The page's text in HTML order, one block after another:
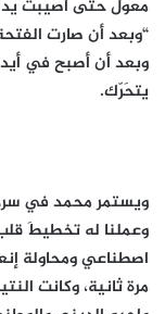
معول حتى أُصيبت
“وبعد أن صارت
وبعد أن أصبح في
يتحَرّك.
ويستمر محمد في
وعملنا له تخطيطَ
اصطناعي ومحاولة
مرة ثانية، وكانت